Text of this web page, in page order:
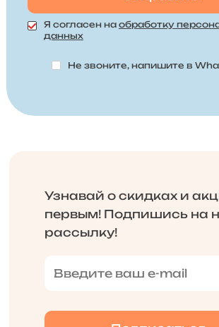
Я согласен на обработку
данных
Не звоните, напишите в
Узнавай о скидках и
первым! Подпишись на
рассылку!